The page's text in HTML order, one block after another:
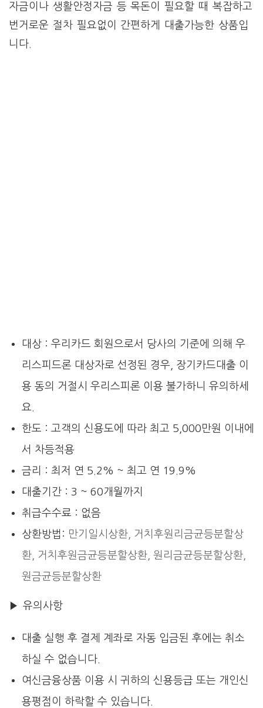
자금이나 생활안정자금 등 목돈이 필요할 때 복잡하고
번거로운 절차 필요없이 간편하게 대출가능한 상품입
니다.
대상 : 우리카드 회원으로서 당사의 기준에 의해 우
리스피드론 대상자로 선정된 경우, 장기카드대출 이
용 동의 거절시 우리스피론 이용 불가하니 유의하세
요.
한도 : 고객의 신용도에 따라 최고 5,000만원 이내에
서 차등적용
금리 : 최저 연 5.2% ~ 최고 연 19.9%
대출기간 : 3 ~ 60개월까지
취급수수료 : 없음
상환방법: 만기일시상환, 거치후원리금균등분할상
환, 거치후원금균등분할상환, 원리금균등분할상환,
원금균등분할상환
▶ 유의사항
대출 실행 후 결제 계좌로 자동 입금된 후에는 취소
하실 수 없습니다.
여신금융상품 이용 시 귀하의 신용등급 또는 개인신
용평점이 하락할 수 있습니다.